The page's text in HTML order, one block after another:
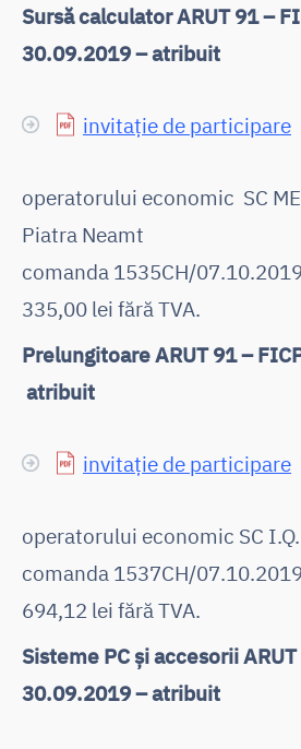
Sursă calculator ARUT 91 –
30.09.2019 – atribuit
invitație de participare
operatorului economic SC
Piatra Neamt
comanda 1535CH/
335,00 lei fără TVA.
Prelungitoare ARUT 91 –
atribuit
invitație de participare
operatorului economic SC I.Q.
comanda 1537CH/
694,12 lei fără TVA.
Sisteme PC și accesorii
30.09.2019 – atribuit